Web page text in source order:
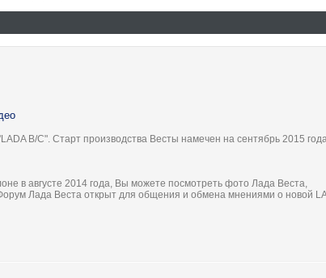
B/C". Старт производства Весты намечен на сентябрь 2015
в августе 2014 года, Вы можете посмотреть фото Лада Веста,
Лада Веста открыт для общения и обмена мнениями о новой